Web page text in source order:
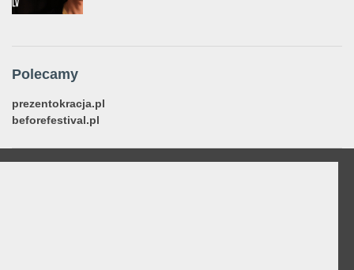
Polecamy
prezentokracja.pl
beforefestival.pl